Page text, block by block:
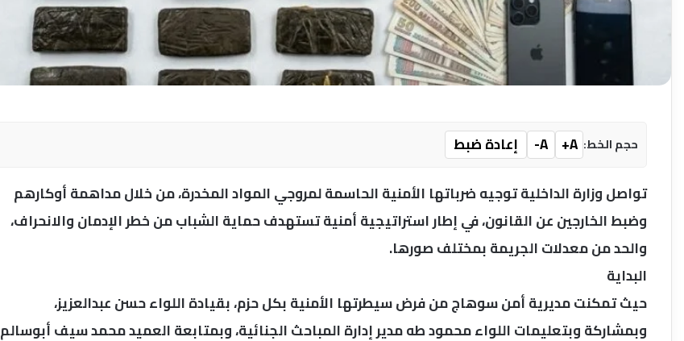
حجم الخط: A+
A-
إعادة ضبط
تواصل وزارة الداخلية توجيه ضرباتها الأمنية الحاسمة لمروجي المواد المخدرة، من خلال مداهمة أوكارهم
وضبط الخارجين عن القانون، في إطار استراتيجية أمنية تستهدف حماية الشباب من خطر الإدمان والانحراف،
والحد من معدلات الجريمة بمختلف صورها.
البداية
حيث تمكنت مديرية أمن سوهاج من فرض سيطرتها الأمنية بكل حزم، بقيادة اللواء حسن عبدالعزيز،
وبمشاركة وبتعليمات اللواء محمود طه مدير إدارة المباحث الجنائية، وبمتابعة العميد محمد سيف أبوسالم